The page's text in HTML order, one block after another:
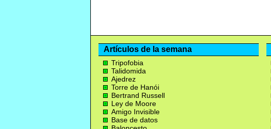
Artículos de la semana
Tripofobia
Talidomida
Ajedrez
Torre de Hanói
Bertrand Russell
Ley de Moore
Amigo Invisible
Base de datos